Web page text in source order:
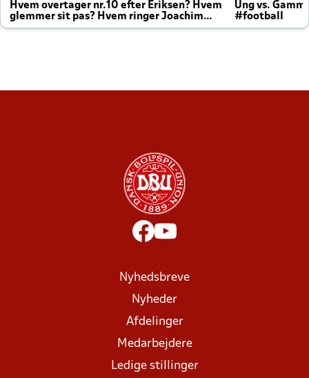
Hvem overtager nr.10 efter Eriksen? Hvem
glemmer sit pas? Hvem ringer Joachim
altid til efter kampe?
Ung vs.
#football
Nyhedsbreve
Nyheder
Afdelinger
Medarbejdere
Ledige stillinger